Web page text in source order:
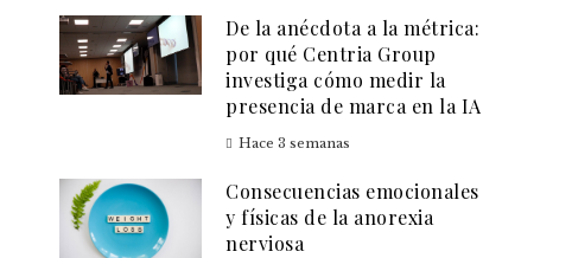
De la anécdota a la métrica:
por qué Centria Group
investiga cómo medir la
presencia de marca en la IA
Hace 3 semanas
Consecuencias emocionales
y físicas de la anorexia
nerviosa